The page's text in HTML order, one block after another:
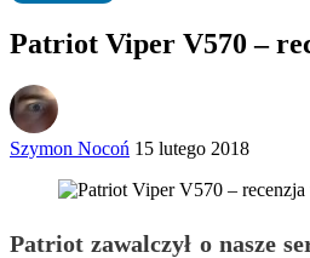
Patriot Viper V570 –
Szymon Nocoń 15 lutego 2018
Patriot zawalczył o nasze